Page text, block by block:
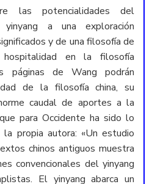
las potencialidades del
a una exploración
y de una filosofía de
en la filosofía
páginas de Wang podrán
de la filosofía china, su
caudal de aportes a la
para Occidente ha sido lo
propia autora: «Un estudio
chinos antiguos muestra
convencionales del yinyang
El yinyang abarca un